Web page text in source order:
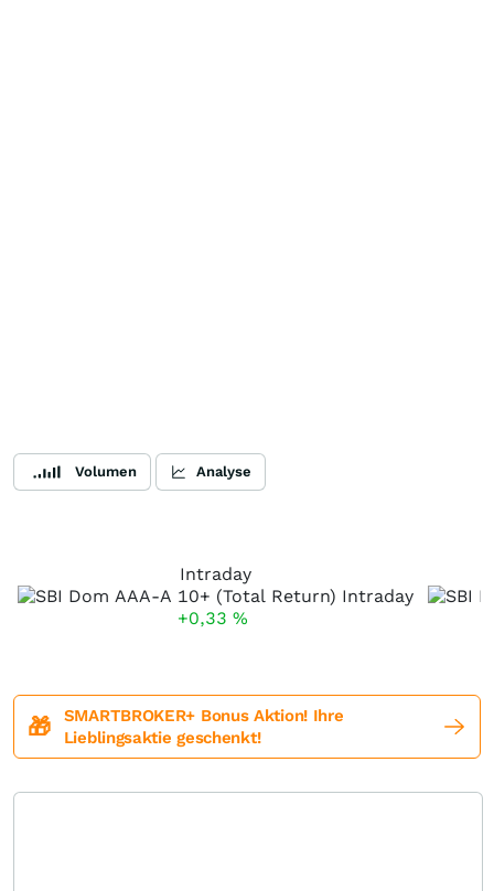
Volumen Analyse
Intraday
+0,33 %
🎁
SMARTBROKER+ Bonus Aktion! Ihre
Lieblingsaktie geschenkt!